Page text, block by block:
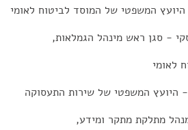
המשפטי של המוסד לביטוח לאומי
- סגן ראש מינהל הגמלאות,
לאומי
- היועץ המשפטי של שירות התעסוקה
מתלקת מתקר ומידע,